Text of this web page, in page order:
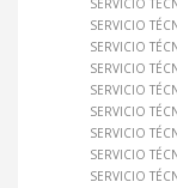
SERVICIO
SERVICIO
SERVICIO
SERVICIO
SERVICIO
SERVICIO
SERVICIO
SERVICIO
SERVICIO